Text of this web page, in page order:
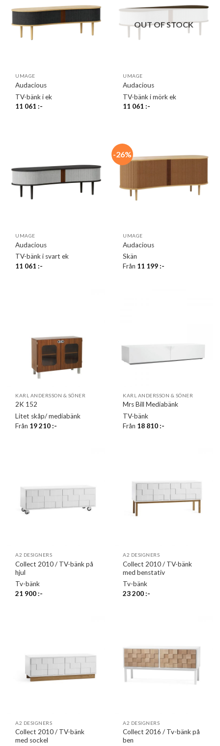
UMAGE
Audacious
TV-bänk i ek
11 061:-
OUT OF STOCK
UMAGE
Audacious
TV-bänk i mörk ek
11 061:-
UMAGE
Audacious
TV-bänk i svart ek
11 061:-
-26%
UMAGE
Audacious
Skän
Från 11 199:-
KARL ANDERSSON & SÖNER
2K 152
Litet skåp/ mediabänk
Från 19 210:-
KARL ANDERSSON & SÖNER
Mrs Bill Mediabänk
TV-bänk
Från 18 810:-
A2 DESIGNERS
Collect 2010 / TV-bänk på
hjul
Tv-bänk
21 900:-
A2 DESIGNERS
Collect 2010 / TV-bänk
med benstativ
Tv-bänk
23 200:-
A2 DESIGNERS
Collect 2010 / TV-bänk
med sockel
A2 DESIGNERS
Collect 2016 / Tv-bänk på
ben